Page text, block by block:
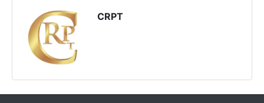
CRPT